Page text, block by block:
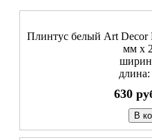
Плинтус белый Art Decor
мм х
630
В